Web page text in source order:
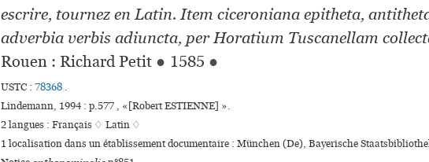
escrire, tournez en Latin. Item ciceroniana epitheta,
adverbia verbis adiuncta, per Horatium Tuscanellam
Rouen : Richard Petit ● 1585 ●
USTC : 78368 .
Lindemann, 1994 : p.577 , «[Robert ESTIENNE] ».
2 langues : Français ♢ Latin ♢
1 localisation dans un établissement documentaire : München (De), Bayerische